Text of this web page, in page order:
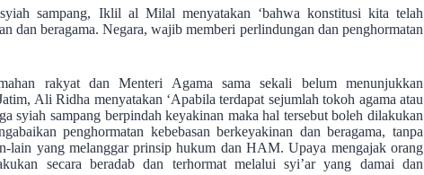
sampang, Iklil al Milal menyatakan ‘bahwa konstitusi kita telah
dan beragama. Negara, wajib memberi perlindungan dan penghormatan
rakyat dan Menteri Agama sama sekali belum menunjukkan
Ali Ridha menyatakan ‘Apabila terdapat sejumlah tokoh agama atau
syiah sampang berpindah keyakinan maka hal tersebut boleh dilakukan
penghormatan kebebasan berkeyakinan dan beragama, tanpa
lain yang melanggar prinsip hukum dan HAM. Upaya mengajak orang
secara beradab dan terhormat melalui syi’ar yang damai dan